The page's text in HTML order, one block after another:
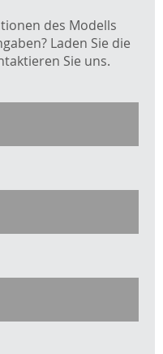
des Modells
Laden Sie die
Sie uns.